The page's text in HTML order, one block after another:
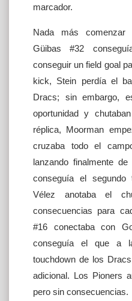
marcador.
Nada más comenzar
Güibas #32
conseguir un field goal
kick, Stein perdía el
Dracs; sin embargo,
oportunidad y
réplica, Moorman
cruzaba todo el
lanzando finalmente
conseguía el segundo
Vélez anotaba el
consecuencias para
#16 conectaba con
conseguía el que a
touchdown de los
adicional. Los Pioners
pero sin consecuencias.